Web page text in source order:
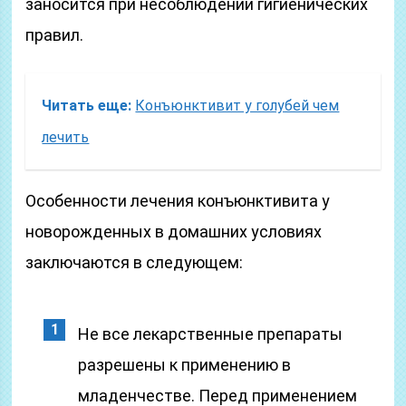
заносится при несоблюдении гигиенических
правил.
Читать еще: Конъюнктивит у голубей чем
лечить
Особенности лечения конъюнктивита у
новорожденных в домашних условиях
заключаются в следующем:
Не все лекарственные препараты
разрешены к применению в
младенчестве. Перед применением